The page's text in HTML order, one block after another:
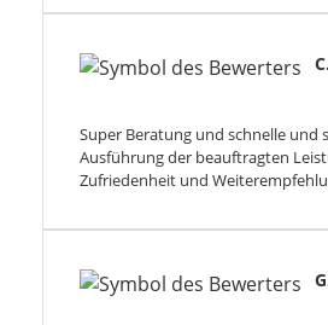
Super Beratung und schnelle und
Ausführung der beauftragten
Zufriedenheit und